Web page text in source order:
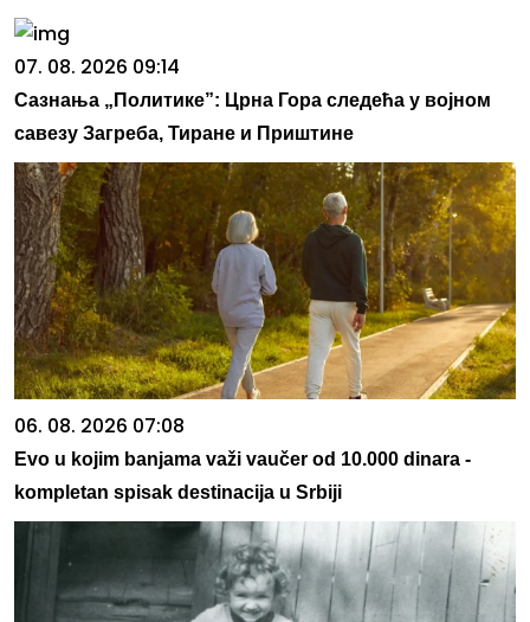
07. 08. 2026 09:14
Сазнања „Политике”: Црна Гора следећа у војном
савезу Загреба, Тиране и Приштине
06. 08. 2026 07:08
Evo u kojim banjama važi vaučer od 10.000 dinara -
kompletan spisak destinacija u Srbiji